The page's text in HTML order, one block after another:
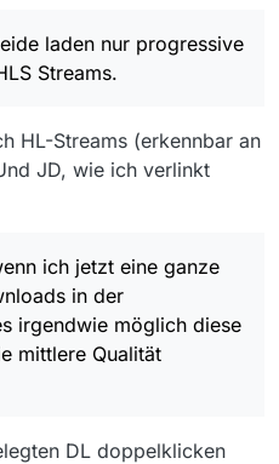
laden nur progressive
Streams.
HL-Streams (erkennbar an
JD, wie ich verlinkt
ich jetzt eine ganze
in der
irgendwie möglich diese
mittlere Qualität
DL doppelklicken